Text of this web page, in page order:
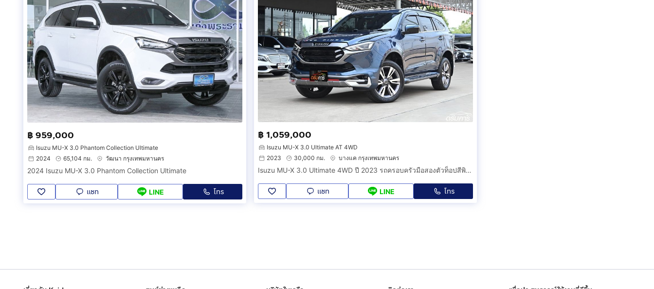
฿ 959,000
Isuzu MU-X 3.0 Phantom Collection Ultimate
2024
65,104 กม. วัฒนา กรุงเทพมหานคร
2024 Isuzu MU-X 3.0 Phantom Collection Ultimate
แชท LINE โทร
฿ 1,059,000
Isuzu MU-X 3.0 Ultimate AT 4WD
2023
30,000 กม. บางแค กรุงเทพมหานคร
Isuzu MU-X 3.0 Ultimate 4WD ปี 2023 รถครอบครัวมือสองตัวท็อปสีพิเศษไมล์น้อยสภาพป้ายแดงประหยัดหลายแสน (รหัสสินค้า CEDD)
แชท LINE โทร